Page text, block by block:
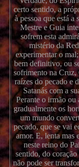
certo sentido, a
à pessoa que está
Mestre e Guia
sofrem esta
mistério da
experimentar o
bem definitivo, ou
sofrimento na Cruz,
raízes do pecado e
Satanás com a
Perante o irmão ou
gradualmente os
um mundo
pecado, que se vai
amor. E, lenta mas
neste reino do
sentido, do
não pode ser